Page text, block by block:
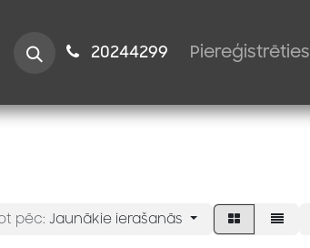
2024​​4299 Piereģistrēties
pēc: Jaunākie ierašanās